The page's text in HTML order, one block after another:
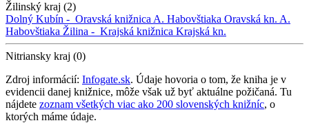
Žilinský kraj (2)
Dolný Kubín - Oravská knižnica A. Habovštiaka Oravská kn. A.
Habovštiaka Žilina - Krajská knižnica Krajská kn.
Nitriansky kraj (0)
Zdroj informácií: Infogate.sk. Údaje hovoria o tom, že kniha je v
evidencii danej knižnice, môže však už byť aktuálne požičaná. Tu
nájdete zoznam všetkých viac ako 200 slovenských knižníc, o
ktorých máme údaje.